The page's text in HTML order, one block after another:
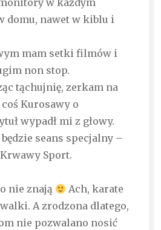
w każdym
domu, nawet w kiblu i
mam setki filmów i
non stop.
tąchujnię, zerkam na
Kurosawy o
wypadł mi z głowy.
seans specjalny –
Sport.
nie znają
Ach, karate
A zrodzona dlatego,
nie pozwalano nosić